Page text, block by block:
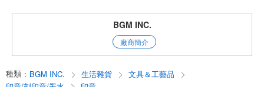
1 貼在壓克力塊上（需單獨購買）
透明，從上面可以看到蓋印的位置，方便蓋印！
BGM INC.
廠商簡介
種類 : BGM INC. 生活雜貨
文具＆工藝品